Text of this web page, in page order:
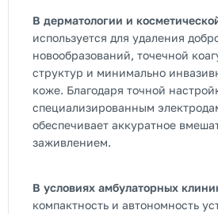
В дерматологии и
используется для удаления
новообразований, точечной
структур и минимально
коже. Благодаря точной
специализированным
обеспечивает аккуратное
заживлением.
В условиях амбулаторных
компактность и автономность